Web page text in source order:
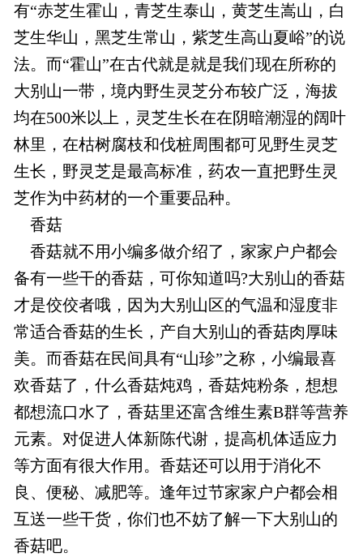
有“赤芝生霍山，青芝生泰山，黄芝生嵩山，白
芝生华山，黑芝生常山，紫芝生高山夏峪”的说
法。而“霍山”在古代就是就是我们现在所称的
大别山一带，境内野生灵芝分布较广泛，海拔
均在500米以上，灵芝生长在在阴暗潮湿的阔叶
林里，在枯树腐枝和伐桩周围都可见野生灵芝
生长，野灵芝是最高标准，药农一直把野生灵
芝作为中药材的一个重要品种。
香菇
香菇就不用小编多做介绍了，家家户户都会
备有一些干的香菇，可你知道吗?大别山的香菇
才是佼佼者哦，因为大别山区的气温和湿度非
常适合香菇的生长，产自大别山的香菇肉厚味
美。而香菇在民间具有“山珍”之称，小编最喜
欢香菇了，什么香菇炖鸡，香菇炖粉条，想想
都想流口水了，香菇里还富含维生素B群等营养
元素。对促进人体新陈代谢，提高机体适应力
等方面有很大作用。香菇还可以用于消化不
良、便秘、减肥等。逢年过节家家户户都会相
互送一些干货，你们也不妨了解一下大别山的
香菇吧。